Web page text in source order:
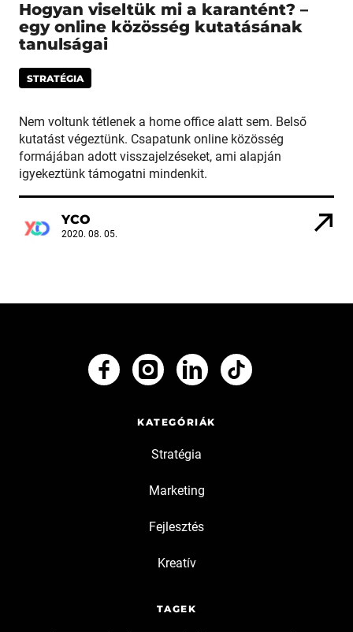
Hogyan viseltük mi a karantént? –
egy online közösség kutatásának
tanulságai
STRATÉGIA
Nem voltunk tétlenek a home office alatt sem. Belső
kutatást végeztünk. Csapatunk online közösség
formájában adott visszajelzéseket, ami alapján
igyekeztünk támogatni mindenkit.
YCO
2020. 08. 05.
KATEGÓRIÁK
Stratégia
Marketing
Fejlesztés
Kreatív
TAGEK